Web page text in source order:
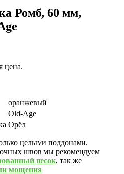
Ромб, 60 мм,
цена.
оранжевый
Old-Age
Орёл
целыми поддонами.
швов мы рекомендуем
песок, так же
мощения